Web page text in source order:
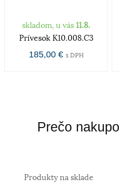
Zlato patrí k najstarším
stály a veľmi kujný kov
staroveku.Používa sa najmä
šperkov.Samotné rýdze
šperkov.
skladom, u vás 11.8.
Prívesok K10.008.C3
185,00 € s DPH
Prečo
Produkty na sklade